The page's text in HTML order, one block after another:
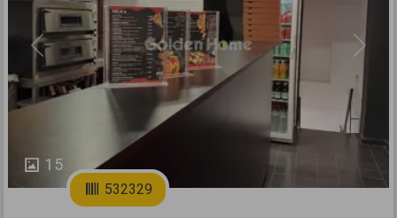
15
Previous Next
532329